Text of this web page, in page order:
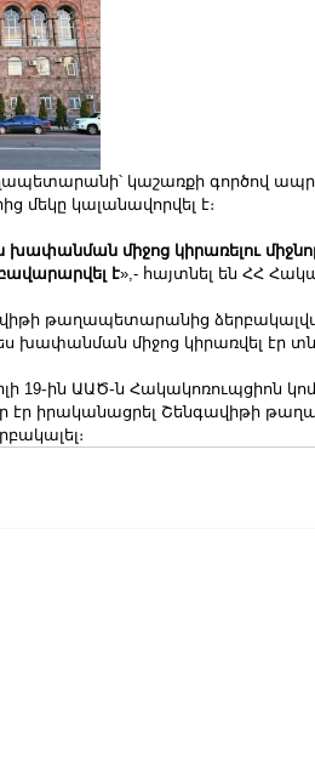
կաշառքի գործով
մեկը կալանավորվել է։
միջոց կիրառելու
է»,- հայտնել են ՀՀ
թաղապետարանից
խափանման միջոց կիրառվել էր
19֊ին ԱԱԾ֊ն Հակակոռուպցիոն
էր իրականացրել Շենգավիթի